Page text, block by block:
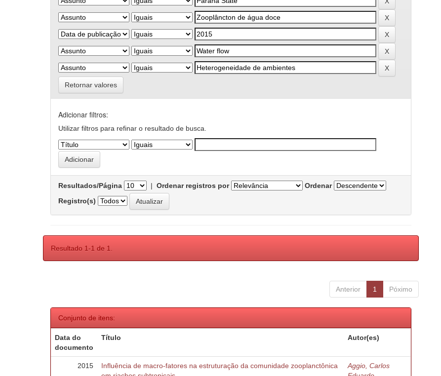
Retornar valores
Adicionar filtros:
Utilizar filtros para refinar o resultado de busca.
Resultados/Página | Ordenar registros por
Ordenar
Registro(s)
Resultado 1-1 de 1.
Anterior 1 Póximo
Conjunto de itens:
Data do
documento
Título Autor(es)
2015
Influência de macro-fatores na estruturação da comunidade zooplanctônica
Aggio, Carlos